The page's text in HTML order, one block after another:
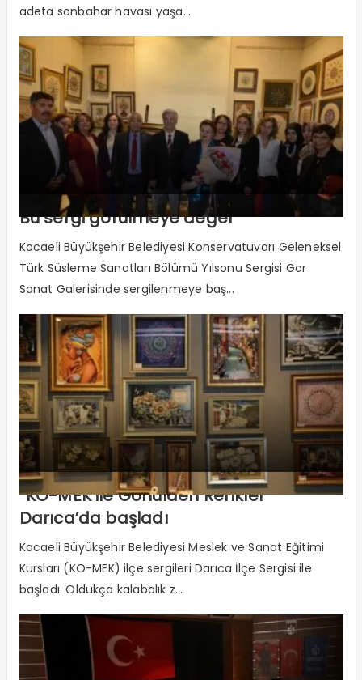
adeta sonbahar havası yaşa...
Bu sergi görülmeye değer
Kocaeli Büyükşehir Belediyesi Konservatuvarı Geleneksel
Türk Süsleme Sanatları Bölümü Yılsonu Sergisi Gar
Sanat Galerisinde sergilenmeye baş...
“KO-MEK ile Gönülden Renkler”
Darıca’da başladı
Kocaeli Büyükşehir Belediyesi Meslek ve Sanat Eğitimi
Kursları (KO-MEK) ilçe sergileri Darıca İlçe Sergisi ile
başladı. Oldukça kalabalık z...